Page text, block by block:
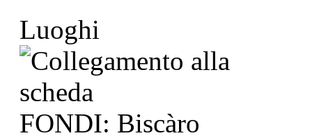
Luoghi